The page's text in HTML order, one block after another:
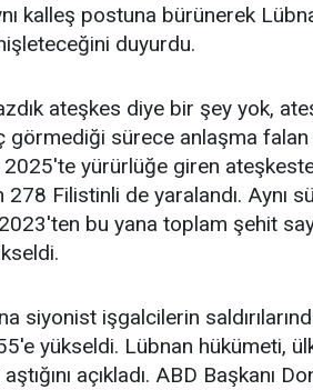
kalleş postuna bürünerek
duyurdu.
ateşkes diye bir şey yok,
görmediği sürece anlaşma
2025'te yürürlüğe giren
Filistinli de yaralandı. Aynı
bu yana toplam şehit
siyonist işgalcilerin
yükseldi. Lübnan hükümeti,
açıkladı. ABD Başkanı